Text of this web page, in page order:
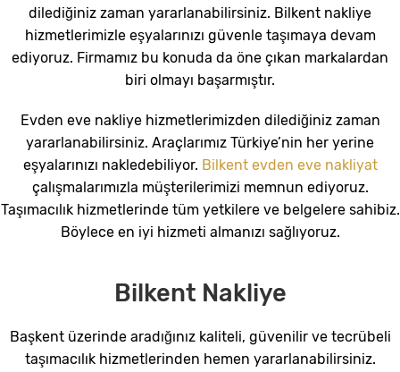
dilediğiniz zaman yararlanabilirsiniz. Bilkent nakliye
hizmetlerimizle eşyalarınızı güvenle taşımaya devam
ediyoruz. Firmamız bu konuda da öne çıkan markalardan
biri olmayı başarmıştır.
Evden eve nakliye hizmetlerimizden dilediğiniz zaman
yararlanabilirsiniz. Araçlarımız Türkiye’nin her yerine
eşyalarınızı nakledebiliyor. Bilkent evden eve nakliyat
çalışmalarımızla müşterilerimizi memnun ediyoruz.
Taşımacılık hizmetlerinde tüm yetkilere ve belgelere sahibiz.
Böylece en iyi hizmeti almanızı sağlıyoruz.
Bilkent Nakliye
Başkent üzerinde aradığınız kaliteli, güvenilir ve tecrübeli
taşımacılık hizmetlerinden hemen yararlanabilirsiniz.